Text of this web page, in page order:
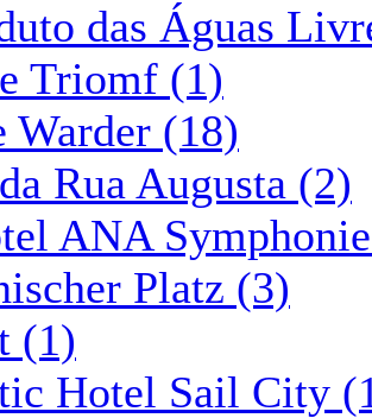
das Águas
Triomf (1)
Warder (18)
Rua Augusta (2)
ANA
Platz (3)
(1)
Hotel Sail City